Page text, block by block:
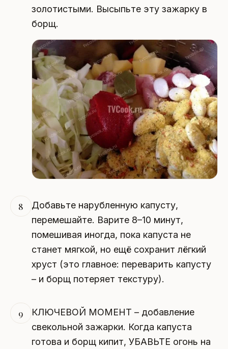
золотистыми. Высыпьте эту зажарку в
борщ.
8
Добавьте нарубленную капусту,
перемешайте. Варите 8–10 минут,
помешивая иногда, пока капуста не
станет мягкой, но ещё сохранит лёгкий
хруст (это главное: переварить капусту
– и борщ потеряет текстуру).
9
КЛЮЧЕВОЙ МОМЕНТ – добавление
свекольной зажарки. Когда капуста
готова и борщ кипит, УБАВЬТЕ огонь на